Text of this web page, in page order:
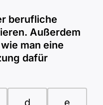
berufliche
Außerdem
man eine
dafür
d e